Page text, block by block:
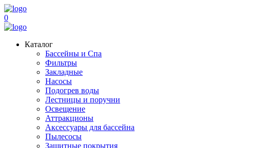
0
Каталог
Бассейны и Спа
Фильтры
Закладные
Насосы
Подогрев воды
Лестницы и поручни
Освещение
Аттракционы
Аксессуары для бассейна
Пылесосы
Защитные покрытия